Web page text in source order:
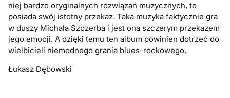
niej bardzo oryginalnych rozwiązań muzycznych, to
posiada swój istotny przekaz. Taka muzyka faktycznie gra
w duszy Michała Szczerba i jest ona szczerym przekazem
jego emocji. A dzięki temu ten album powinien dotrzeć do
wielbicieli niemodnego grania blues-rockowego.
Łukasz Dębowski